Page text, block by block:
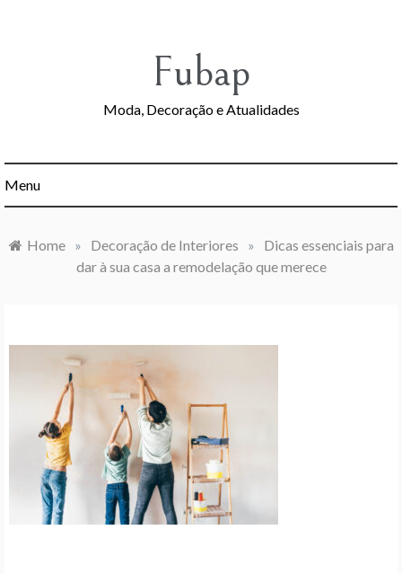
Fubap
Moda, Decoração e Atualidades
Menu
Home » Decoração de Interiores »
Dicas essenciais para
dar à sua casa a remodelação que merece